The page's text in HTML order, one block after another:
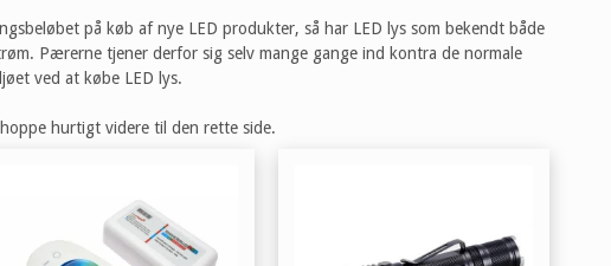
på køb af nye LED produkter, så har LED lys som bekendt både
Pærerne tjener derfor sig selv mange gange ind kontra de normale
ved at købe LED lys.
hurtigt videre til den rette side.